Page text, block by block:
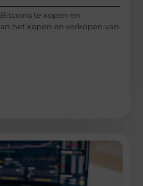
te kopen en
het kopen en verkopen van